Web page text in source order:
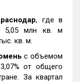
, где в
5,05 млн кв. м
кв. м.
с объемом
от общего
За квартал